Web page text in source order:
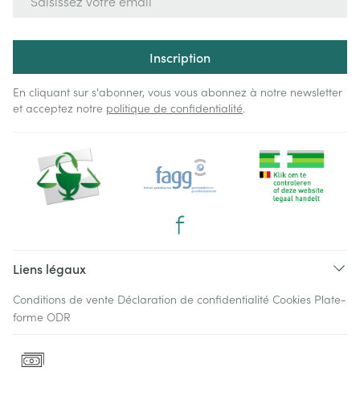
Inscription
En cliquant sur s'abonner, vous vous abonnez à notre newsletter
et acceptez notre politique de confidentialité.
Liens légaux
Conditions de vente Déclaration de confidentialité Cookies Plate-
forme ODR